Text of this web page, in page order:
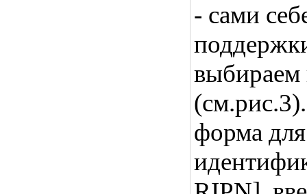
- сами
выбираем
форма